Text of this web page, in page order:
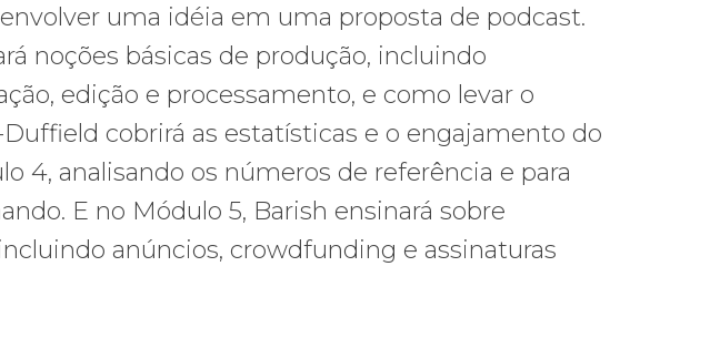
uma idéia em uma proposta de podcast.
noções básicas de produção, incluindo
edição e processamento, e como levar o
cobrirá as estatísticas e o engajamento do
4, analisando os números de referência e para
E no Módulo 5, Barish ensinará sobre
anúncios, crowdfunding e assinaturas